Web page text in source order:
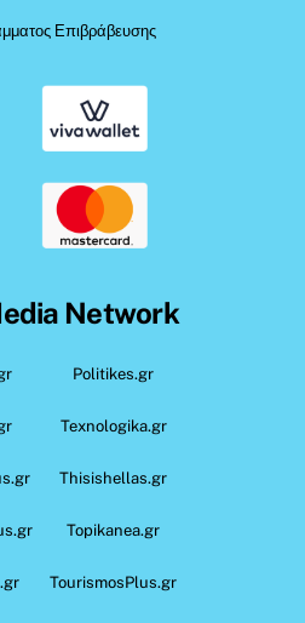
Επιβράβευσης
Network
Politikes.gr
Texnologika.gr
Thisishellas.gr
Topikanea.gr
TourismosPlus.gr